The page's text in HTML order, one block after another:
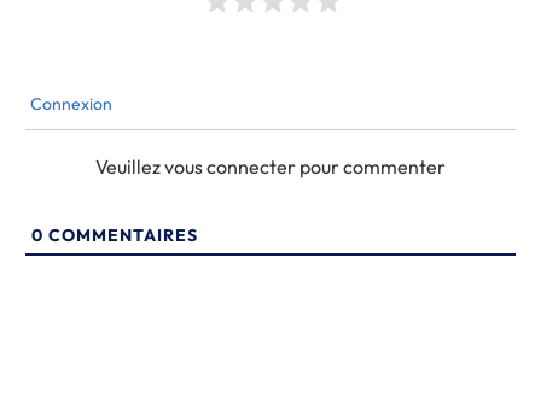
Connexion
Veuillez vous connecter pour commenter
0 COMMENTAIRES